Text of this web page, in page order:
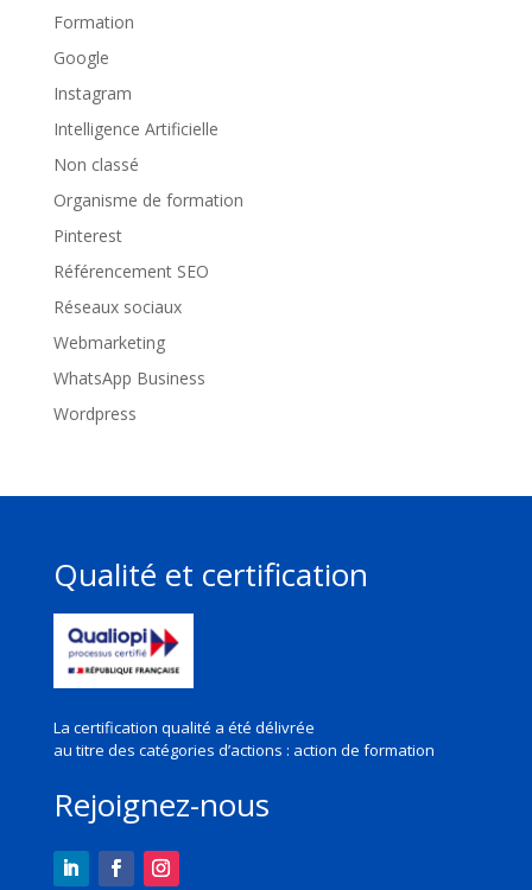
Formation
Google
Instagram
Intelligence Artificielle
Non classé
Organisme de formation
Pinterest
Référencement SEO
Réseaux sociaux
Webmarketing
WhatsApp Business
Wordpress
Qualité et certification
La certification qualité a été délivrée
au titre des catégories d’actions : action de formation
Rejoignez-nous